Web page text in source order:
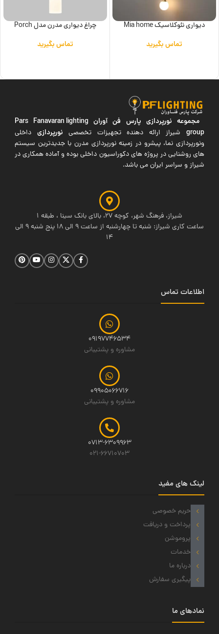
دیواری نئوکلاسیک Mia home
تماس بگیرید
چراغ دیواری مدرن مدل Porch
تماس بگیرید
مجموعه نورپردازی پارس فن آوران Pars Fanavaran lighting
groupشیراز ارائه دهنده تجهیزات تخصصی نورپردازی داخلی
ونورپردازی نما، پیشرو در زمینه نورپردازی مدرن با جدیدترین سیستم
های روشنایی در پروژه های دکوراسیون داخلی بوده و آماده همکاری در
شیراز و سراسر ایران می باشد.
شیراز، فرهنگ شهر، کوچه 27، بالای بانک سینا ، طبقه 1
ساعت کاری شیراز: شنبه تا چهارشنبه از ساعت 9 الی 18 پنج شنبه 9 الی
14
اطلاعات تماس
09197746534
مشاوره و پشتیبانی
09905066716
مشاوره و پشتیبانی
0713-6309963
021-66710703
لینک های مفید
حریم خصوصی
پرداخت و دریافت
پروموشن
خدمات
درباره ما
پیگیری سفارش
نمادهای ما